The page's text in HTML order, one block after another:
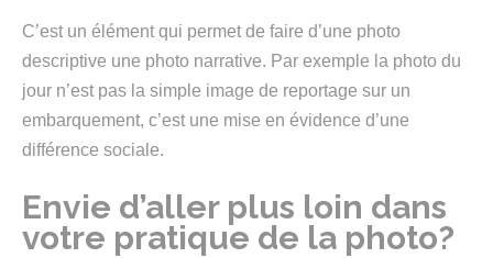
C’est un élément qui permet de faire d’une photo
descriptive une photo narrative. Par exemple la photo du
jour n’est pas la simple image de reportage sur un
embarquement, c’est une mise en évidence d’une
différence sociale.
Envie d’aller plus loin dans
votre pratique de la photo?